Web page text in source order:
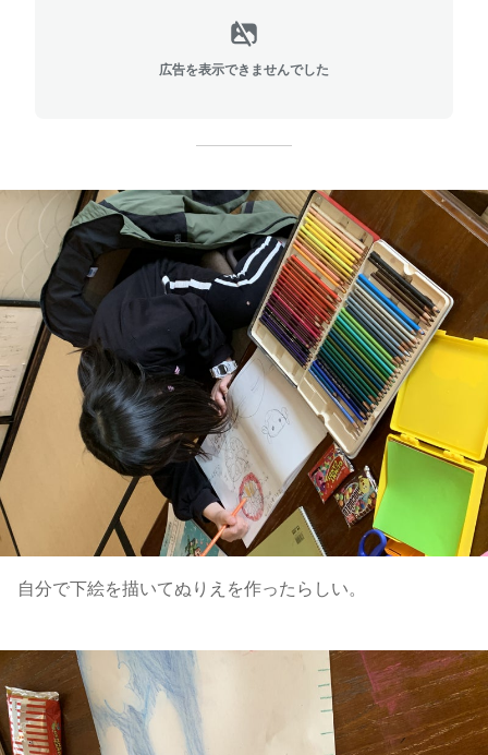
広告を表示できませんでした
自分で下絵を描いてぬりえを作ったらしい。